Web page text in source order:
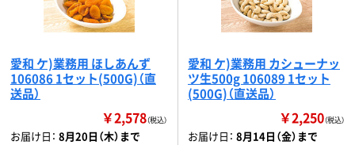
愛和 ケ)業務用 ほしあんず
106086 1セット(500G)（直
送品）
￥2,578（税込）
お届け日： 8月20日（木）まで
愛和 ケ)業務用 カシューナッ
ツ生500g 106089 1セット
(500G)（直送品）
￥2,250（税込）
お届け日： 8月14日（金）まで